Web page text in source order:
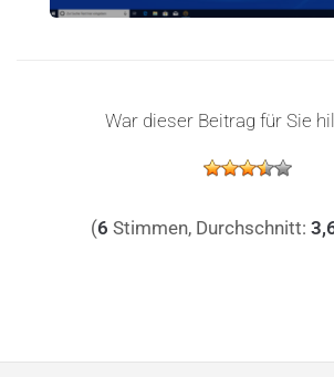
War dieser Beitrag für Sie
(6 Stimmen, Durchschnitt: